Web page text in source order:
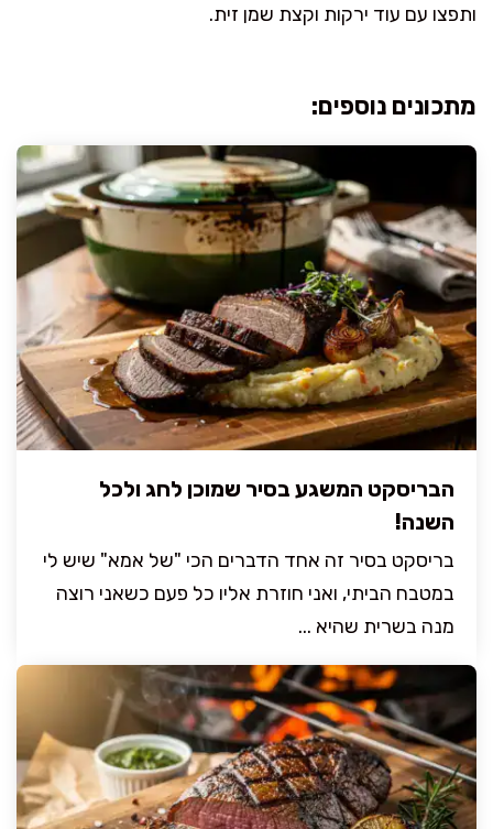
ותפצו עם עוד ירקות וקצת שמן זית.
מתכונים נוספים:
הבריסקט המשגע בסיר שמוכן לחג ולכל
השנה!
בריסקט בסיר זה אחד הדברים הכי "של אמא" שיש לי
במטבח הביתי, ואני חוזרת אליו כל פעם כשאני רוצה
מנה בשרית שהיא ...